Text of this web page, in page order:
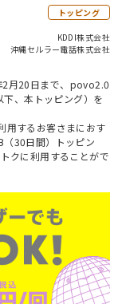
トッピング
KDDI株式会社
沖縄セルラー電話株式会社
2月20日まで、povo2.0
、本トッピング）を
用するお客さまにおす
（30日間）トッピン
クに利用することがで